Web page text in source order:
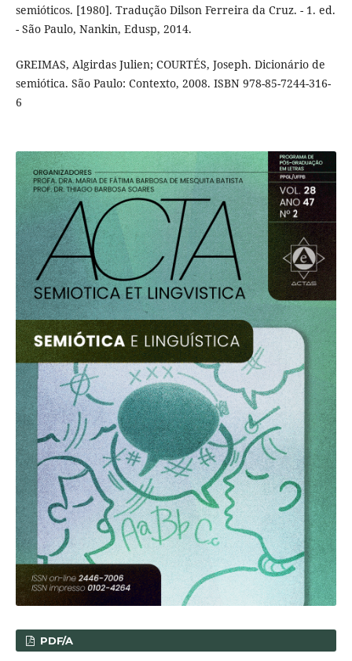
semióticos. [1980]. Tradução Dilson Ferreira da Cruz. - 1. ed.
- São Paulo, Nankin, Edusp, 2014.
GREIMAS, Algirdas Julien; COURTÉS, Joseph. Dicionário de
semiótica. São Paulo: Contexto, 2008. ISBN 978-85-7244-316-
6
PDF/A